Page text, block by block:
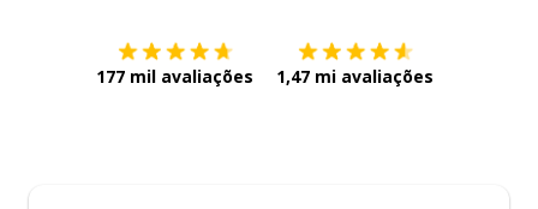
177 mil avaliações 1,47 mi avaliações